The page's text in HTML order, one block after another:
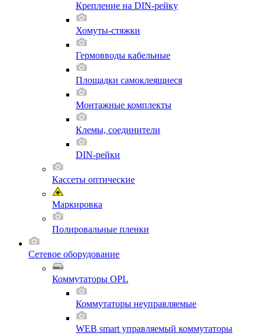
Крепление на DIN-рейку
Хомуты-стяжки
Гермовводы кабельные
Площадки самоклеящиеся
Монтажные комплекты
Клемы, соединители
DIN-рейки
Кассеты оптические
Маркировка
Полировальные пленки
Сетевое оборудование
Коммутаторы OPL
Коммутаторы неуправляемые
WEB smart управляемый коммутаторы